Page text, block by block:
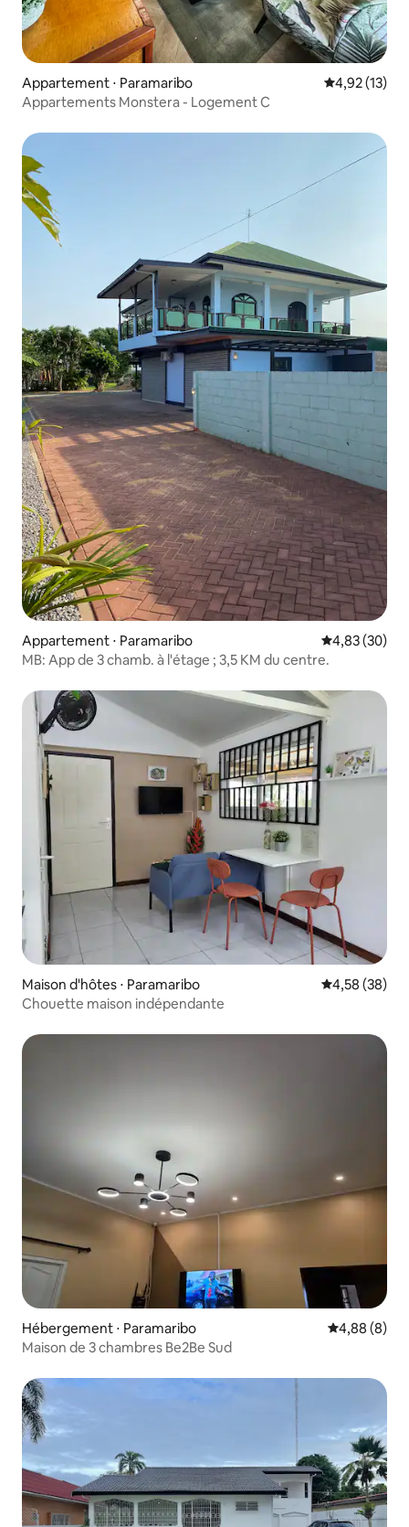
Appartement ⋅ Paramaribo Évaluation
4,92 (13)
Appartements Monstera - Logement C
Appartement ⋅ Paramaribo Évaluation
4,83 (30)
MB: App de 3 chamb. à l'étage ; 3,5 KM du centre.
Maison d'hôtes ⋅ Paramaribo Évaluation
4,58 (38)
Chouette maison indépendante
Hébergement ⋅ Paramaribo Évaluation
4,88 (8)
Maison de 3 chambres Be2Be Sud